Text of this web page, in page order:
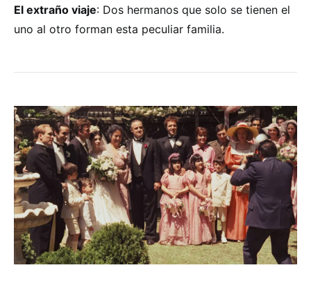
El extraño viaje: Dos hermanos que solo se tienen el
uno al otro forman esta peculiar familia.